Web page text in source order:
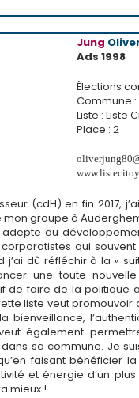
Jung
Ads 1998
Élections
Commune
Liste : Liste
Place : 2
(cdH) en fin 2017,
groupe à
du
qui
j’ai dû réfléchir à la «
une toute
de faire de la politique
liste veut promouvoir
bienveillance,
également
sa commune. Je
faisant bénéficier
et énergie d’un
mieux !